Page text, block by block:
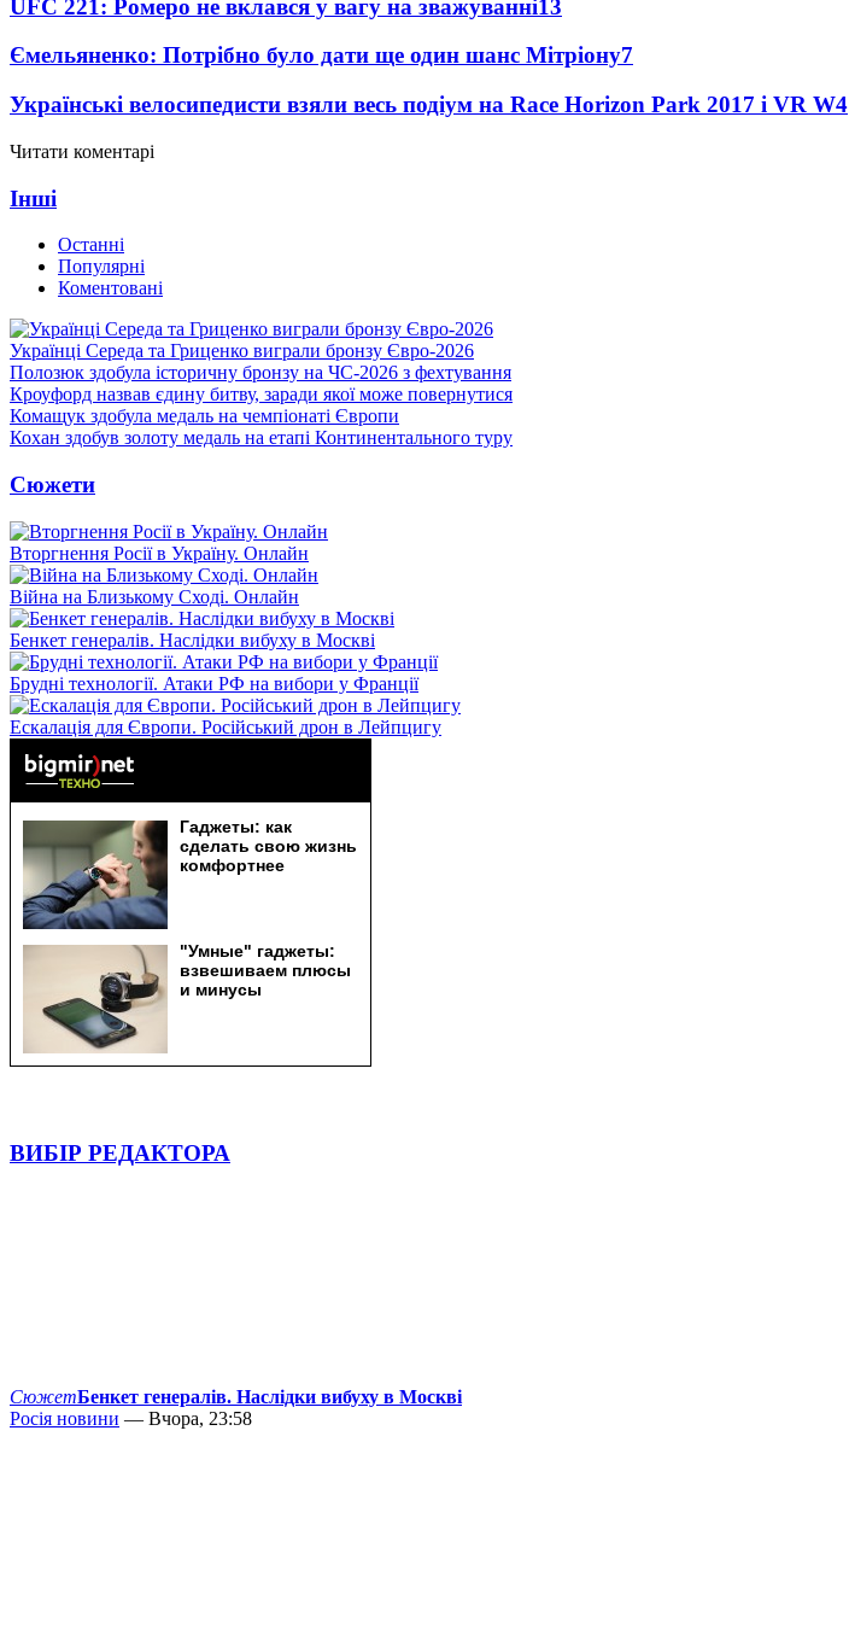
UFC 221: Ромеро не вклався у вагу на зважуванні13
Ємельяненко: Потрібно було дати ще один шанс Мітріону7
Українські велосипедисти взяли весь подіум на Race Horizon Park 2017 і VR W4
Читати коментарі
Інші
Останні
Популярні
Коментовані
Українці Середа та Гриценко виграли бронзу Євро-2026
Полозюк здобула історичну бронзу на ЧС-2026 з фехтування
Кроуфорд назвав єдину битву, заради якої може повернутися
Комащук здобула медаль на чемпіонаті Європи
Кохан здобув золоту медаль на етапі Континентального туру
Сюжети
Вторгнення Росії в Україну. Онлайн
Війна на Близькому Сході. Онлайн
Бенкет генералів. Наслідки вибуху в Москві
Брудні технології. Атаки РФ на вибори у Франції
Ескалація для Європи. Російський дрон в Лейпцигу
ВИБІР РЕДАКТОРА
СюжетБенкет генералів. Наслідки вибуху в Москві
Росія новини — Вчора, 23:58